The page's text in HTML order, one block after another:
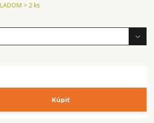
> 2 ks
Kúpiť